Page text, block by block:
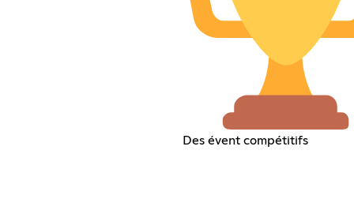
Des évent compétitifs